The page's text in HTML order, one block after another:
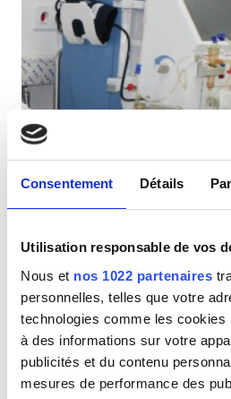
Consentement Détails
Utilisation responsable de vos
Nous et nos 1022 partenaires
personnelles, telles que votre
technologies comme les
à des informations sur votre
publicités et du contenu
mesures de performance des
Parking gratuit
Prix
EUR 100 - 200
EUR 200 - 300
Sessions
Matin
Après-midi
Markaz Faisal
0,35 km du centre-ville
Par traitement
Dialyse HD 90 €